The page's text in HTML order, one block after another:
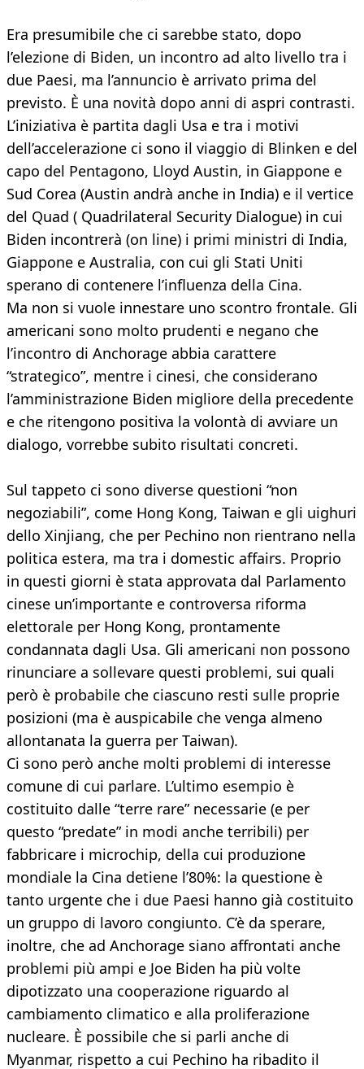
Era presumibile che ci sarebbe stato, dopo
l’elezione di Biden, un incontro ad alto livello tra i
due Paesi, ma l’annuncio è arrivato prima del
previsto. È una novità dopo anni di aspri contrasti.
L’iniziativa è partita dagli Usa e tra i motivi
dell’accelerazione ci sono il viaggio di Blinken e del
capo del Pentagono, Lloyd Austin, in Giappone e
Sud Corea (Austin andrà anche in India) e il vertice
del Quad ( Quadrilateral Security Dialogue) in cui
Biden incontrerà (on line) i primi ministri di India,
Giappone e Australia, con cui gli Stati Uniti
sperano di contenere l’influenza della Cina.
Ma non si vuole innestare uno scontro frontale. Gli
americani sono molto prudenti e negano che
l’incontro di Anchorage abbia carattere
“strategico”, mentre i cinesi, che considerano
l’amministrazione Biden migliore della precedente
e che ritengono positiva la volontà di avviare un
dialogo, vorrebbe subito risultati concreti.
Sul tappeto ci sono diverse questioni “non
negoziabili”, come Hong Kong, Taiwan e gli uighuri
dello Xinjiang, che per Pechino non rientrano nella
politica estera, ma tra i domestic affairs. Proprio
in questi giorni è stata approvata dal Parlamento
cinese un’importante e controversa riforma
elettorale per Hong Kong, prontamente
condannata dagli Usa. Gli americani non possono
rinunciare a sollevare questi problemi, sui quali
però è probabile che ciascuno resti sulle proprie
posizioni (ma è auspicabile che venga almeno
allontanata la guerra per Taiwan).
Ci sono però anche molti problemi di interesse
comune di cui parlare. L’ultimo esempio è
costituito dalle “terre rare” necessarie (e per
questo “predate” in modi anche terribili) per
fabbricare i microchip, della cui produzione
mondiale la Cina detiene l’80%: la questione è
tanto urgente che i due Paesi hanno già costituito
un gruppo di lavoro congiunto. C’è da sperare,
inoltre, che ad Anchorage siano affrontati anche
problemi più ampi e Joe Biden ha più volte
dipotizzato una cooperazione riguardo al
cambiamento climatico e alla proliferazione
nucleare. È possibile che si parli anche di
Myanmar, rispetto a cui Pechino ha ribadito il